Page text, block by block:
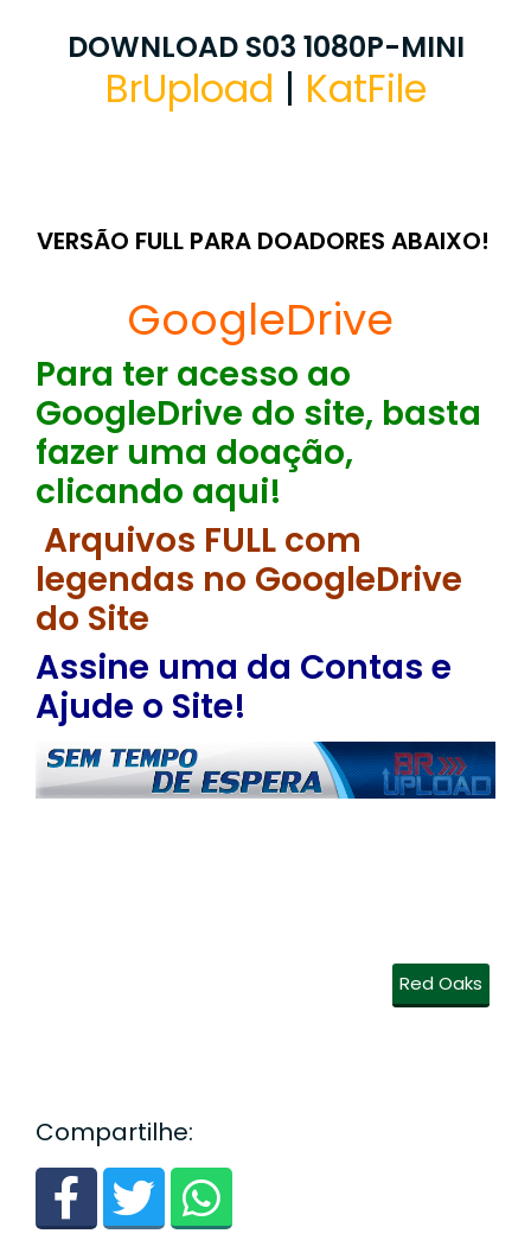
DOWNLOAD S03 1080P-MINI
BrUpload | KatFile
VERSÃO FULL PARA DOADORES ABAIXO!
GoogleDrive
Para ter acesso ao
GoogleDrive do site, basta
fazer uma doação,
clicando aqui!
Arquivos FULL com
legendas no GoogleDrive
do Site
Assine uma da Contas e
Ajude o Site!
Red Oaks
Compartilhe: